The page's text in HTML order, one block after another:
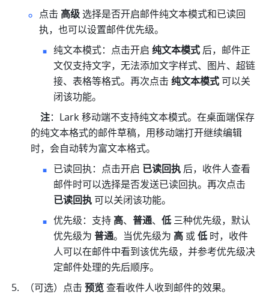
点击 高级 选择是否开启邮件纯文本模式和已读回
执，也可以设置邮件优先级。
纯文本模式：点击开启 纯文本模式 后，邮件正
文仅支持文字，无法添加文字样式、图片、超链
接、表格等格式。再次点击 纯文本模式 可以关
闭该功能。
注：Lark 移动端不支持纯文本模式。在桌面端保存
的纯文本格式的邮件草稿，用移动端打开继续编辑
时，会自动转为富文本格式。
已读回执：点击开启 已读回执 后，收件人查看
已读回执 可以关闭该功能。
优先级：支持 高、普通、低 三种优先级，默认
优先级为 普通。当优先级为 高 或 低 时，收件
人可以在邮件中看到该优先级，并参考优先级决
定邮件处理的先后顺序。
（可选）点击 预览 查看收件人收到邮件的效果。